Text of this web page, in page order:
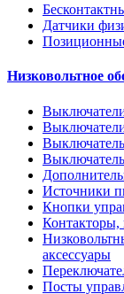
Датчики
Низковольтное
Источники
Кнопки
Контакторы,
аксессуары
Посты